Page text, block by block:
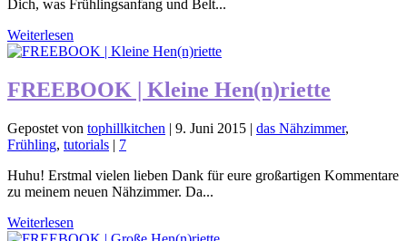
Dich, was Frühlingsanfang und Belt...
Weiterlesen
FREEBOOK | Kleine Hen(n)riette
Gepostet von tophillkitchen | 9. Juni 2015 | das Nähzimmer,
Frühling, tutorials | 7
Huhu! Erstmal vielen lieben Dank für eure großartigen Kommentare
zu meinem neuen Nähzimmer. Da...
Weiterlesen